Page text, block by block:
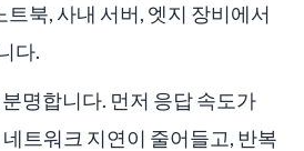
트북, 사내 서버, 엣지 장비에서
다.
명합니다. 먼저 응답 속도가
트워크 지연이 줄어들고, 반복